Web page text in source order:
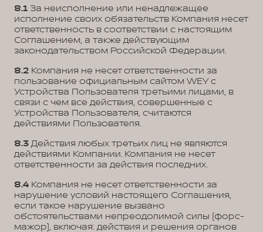
8.1 За неисполнение или ненадлежащее
исполнение своих обязательств Компания несет
ответственность в соответствии с настоящим
Соглашением, а также действующим
законодательством Российской Федерации.
8.2 Компания не несет ответственности за
пользование официальным сайтом WEY с
Устройства Пользователя третьими лицами, в
связи с чем все действия, совершенные с
Устройства Пользователя, считаются
действиями Пользователя.
8.3 Действия любых третьих лиц не являются
действиями Компании. Компания не несет
ответственности за действия последних.
8.4Компания не несет ответственности за
нарушение условий настоящего Соглашения,
если такое нарушение вызвано
обстоятельствами непреодолимой силы (форс-
мажор), включая: действия и решения органов